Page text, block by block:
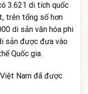
3.621 di tích quốc
trên tổng số hơn
di sản văn hóa phi
sản được đưa vào
Quốc gia.
Nam đã được